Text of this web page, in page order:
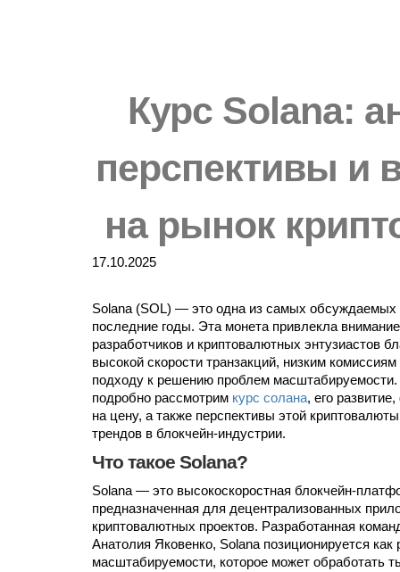
Курс Solana:
перспективы и
на рынок
17.10.2025
Solana (SOL) — это одна из самых обсуждаемых
последние годы. Эта монета привлекла
разработчиков и криптовалютных энтузиастов
высокой скорости транзакций, низким
подходу к решению проблем
подробно рассмотрим курс солана, его
на цену, а также перспективы этой
трендов в блокчейн-индустрии.
Что такое Solana?
Solana — это высокоскоростная блокчейн-
предназначенная для децентрализованных
криптовалютных проектов. Разработанная
Анатолия Яковенко, Solana позиционируется
масштабируемости, которое может обработать